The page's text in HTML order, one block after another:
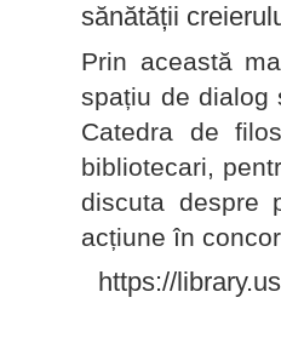
sănătății
Prin această
spațiu de dialog
Catedra de
bibliotecari,
discuta despre
acțiune în
https://